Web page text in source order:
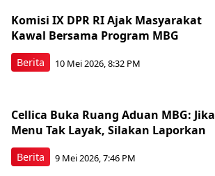
Berita
Komisi IX DPR RI Ajak Masyarakat
Kawal Bersama Program MBG
10 Mei 2026, 8:32 PM
Berita
Cellica Buka Ruang Aduan MBG: Jika
Menu Tak Layak, Silakan Laporkan
9 Mei 2026, 7:46 PM